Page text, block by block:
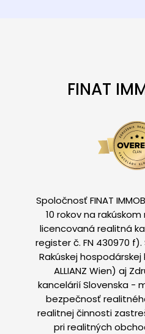
FINAT
Spoločnosť FINAT
10 rokov na
licencovaná realitná
register č. FN 430970
Rakúskej
ALLIANZ Wien) aj
kancelárií Slovenska -
bezpečnosť
realitnej činnosti
pri realitných